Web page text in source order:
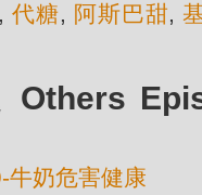
,代糖, 阿斯巴甜,
Others
牛奶危害健康